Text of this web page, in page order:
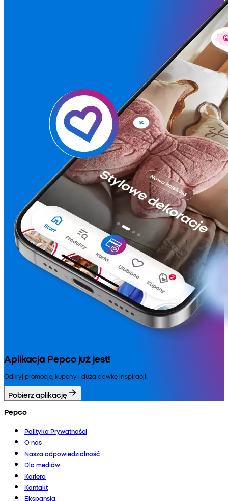
Aplikacja Pepco już jest!
Odkryj promocje, kupony i dużą dawkę inspiracji!
Pobierz aplikację
Pepco
Polityka Prywatności
O nas
Nasza odpowiedzialność
Dla mediów
Kariera
Kontakt
Ekspansja